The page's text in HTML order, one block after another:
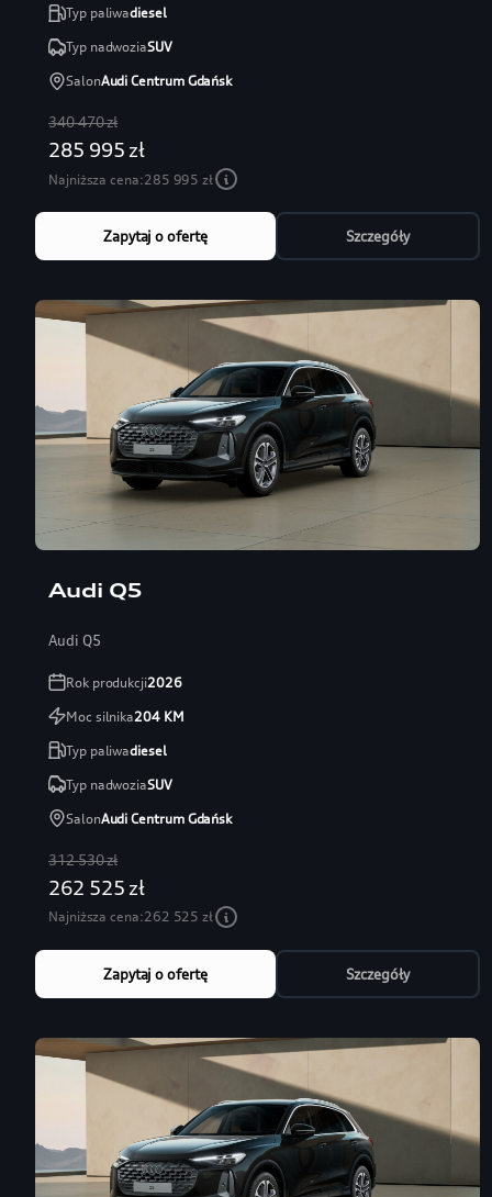
Typ paliwadiesel
Typ nadwoziaSUV
SalonAudi Centrum Gdańsk
340 470 zł
285 995 zł
Najniższa cena:285 995 zł
Zapytaj o ofertę Szczegóły
Audi Q5
Audi Q5
Rok produkcji2026
Moc silnika204KM
Typ paliwadiesel
Typ nadwoziaSUV
SalonAudi Centrum Gdańsk
312 530 zł
262 525 zł
Najniższa cena:262 525 zł
Zapytaj o ofertę Szczegóły